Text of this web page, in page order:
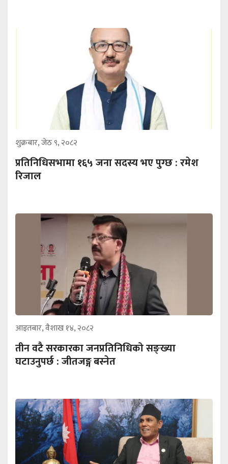
शुक्रबार, जेठ ९, २०८२
प्रतिनिधिसभामा १६५ जना सदस्य भए पुग्छ : रमेश
रिजाल
आइतबार, वैशाख १४, २०८२
तीन वटै सरकारका जनप्रतिनिधिको सङ्ख्या
घटाउनुपर्छ : जीतजङ्ग बस्नेत